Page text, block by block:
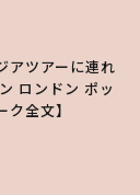
アツアーに連れ
ロンドン ポッ
全文】
どう作る？体型
など独占インタ
ート”でさり
アンスを楽しめ